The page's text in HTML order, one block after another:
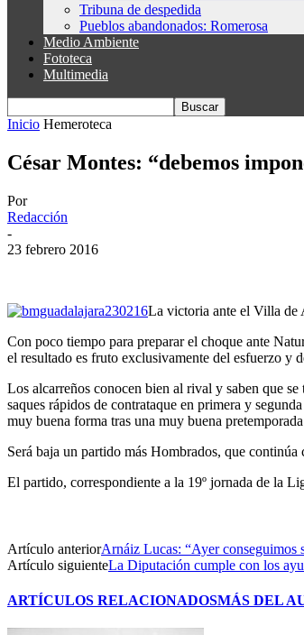
Tribuna de despedida
Pueblos abandonados: Romerosa
Medio Ambiente
Fototeca
Multimedia
Inicio Hemeroteca
César Montes: “debemos
Por
Redacción
-
23 febrero 2016
La victoria ante el Villa de
Con poco tiempo para preparar el choque ante
el resultado es fruto exclusivamente del esfuerzo y
Los alcarreños conocen bien al rival y saben que
saques rápidos de contrataque en primera y
muy buena forma tras una muy buena
Será baja un partido más Hombrados, que
El partido, correspondiente a la 19º jornada de la
Artículo anteriorArnáiz Lucas: “Ayer conseguimos
Artículo siguienteLa Diputación cumple con los
ARTÍCULOS RELACIONADOSMÁS DEL